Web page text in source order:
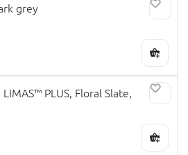
grey
PLUS, Floral Slate,